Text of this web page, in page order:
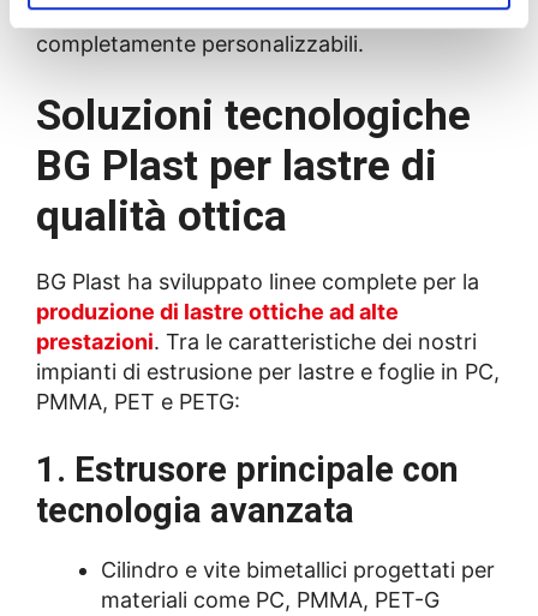
comunicative d’impatto, durevoli e
completamente personalizzabili.
Soluzioni tecnologiche
BG Plast per lastre di
qualità ottica
BG Plast ha sviluppato linee complete per la
produzione di lastre ottiche ad alte
prestazioni. Tra le caratteristiche dei nostri
impianti di estrusione per lastre e foglie in PC,
PMMA, PET e PETG:
1. Estrusore principale con
tecnologia avanzata
Cilindro e vite bimetallici progettati per
materiali come PC, PMMA, PET-G